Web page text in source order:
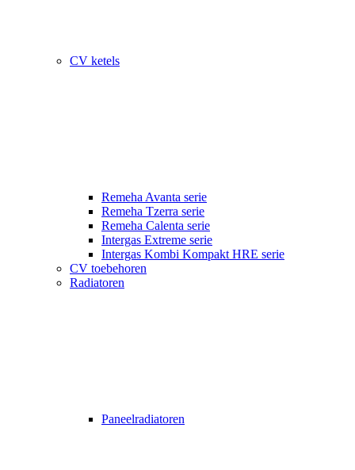
CV ketels
Remeha Avanta serie
Remeha Tzerra serie
Remeha Calenta serie
Intergas Extreme serie
Intergas Kombi Kompakt HRE serie
CV toebehoren
Radiatoren
Paneelradiatoren